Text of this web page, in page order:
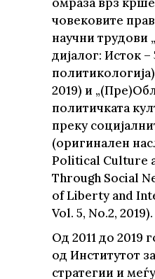
човековите
научни трудови
дијалог: Исток
2019) и
политичката
преку
(оригинален
Political Culture
Through Social
of Liberty and
Vol. 5, No.2, 2019).
Од 2011 до 2019
од Институтот
стратегии и